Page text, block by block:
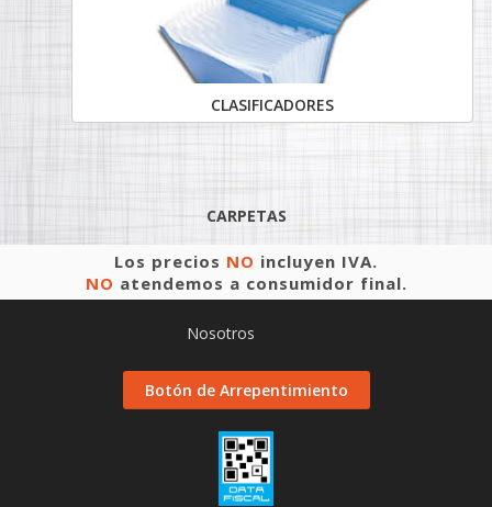
CLASIFICADORES
CARPETAS
Los precios NO incluyen IVA.
NO atendemos a consumidor final.
Nosotros
Botón de Arrepentimiento